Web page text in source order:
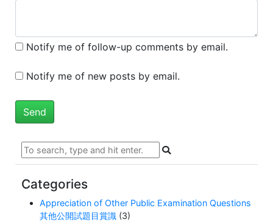
Notify me of follow-up comments by email.
Notify me of new posts by email.
Categories
Appreciation of Other Public Examination Questions
其他公開試題目賞識 (3)